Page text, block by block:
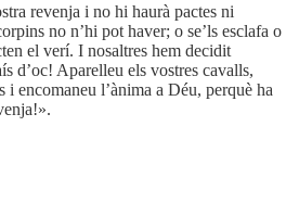
revenja i no hi haurà pactes ni
no n’hi pot haver; o se’ls esclafa o
el verí. I nosaltres hem decidit
d’oc! Aparelleu els vostres cavalls,
i encomaneu l’ànima a Déu, perquè ha